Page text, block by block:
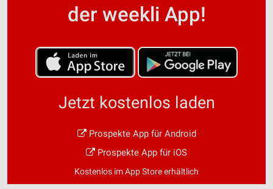
der weekli App!
Jetzt kostenlos laden
Prospekte App für Android
Prospekte App für iOS
Kostenlos im App Store erhältlich